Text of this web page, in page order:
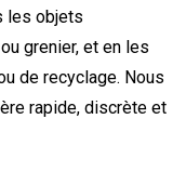
les objets
grenier, et en les
de recyclage. Nous
rapide, discrète et